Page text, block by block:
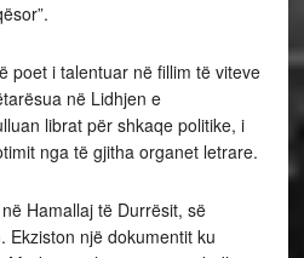
poet i talentuar në fillim të viteve
në Lidhjen e
librat për shkaqe politike, i
nga të gjitha organet letrare.
Hamallaj të Durrësit, së
Ekziston një dokumentit ku